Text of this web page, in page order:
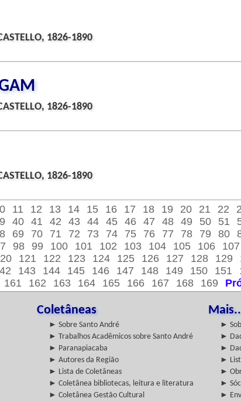
1826-1890
1826-1890
1826-1890
11 12 13 14 15 16 17 18 19 20 21 22
40 41 42 43 44 45 46 47 48 49 50 51
69 70 71 72 73 74 75 76 77 78 79 80
98 99 100 101 102 103 104 105 106 107
121 122 123 124 125 126 127 128 129
143 144 145 146 147 148 149 150 151
161 162 163 164 165 166 167 168 169
Coletâneas
► Sobre Santo André
►
► Trabalhos Acadêmicos sobre Santo André
►
► Paranapiacaba
►
► Autores da Região
►
► Lista de Coletâneas
►
► Coletânea bibliotecas, leitura e literatura
►
► Coletânea Gestão Cultural ►